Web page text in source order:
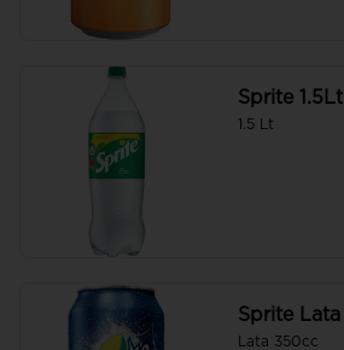
Sprite 1.5Lt
1.5 Lt
Sprite Lata
Lata 350cc